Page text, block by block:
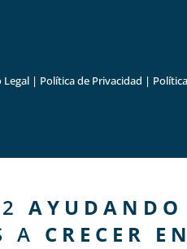
Legal| Política de Privacidad |
AYUDANDO
A CRECER